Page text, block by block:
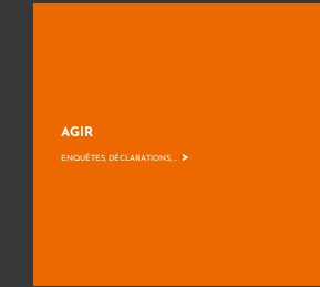
AGIR
ENQUÊTES, DÉCLARATIONS, ... >